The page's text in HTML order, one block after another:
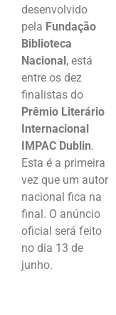
desenvolvido
pela Fundação
Biblioteca
Nacional, está
entre os dez
finalistas do
Prêmio Literário
Internacional
IMPAC Dublin.
Esta é a primeira
vez que um autor
nacional fica na
final. O anúncio
oficial será feito
no dia 13 de
junho.